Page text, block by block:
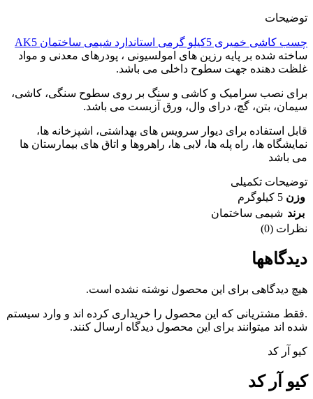
توضیحات
چسب کاشی خمیری 5کیلو گرمی استاندارد شیمی ساختمان AK5
ساخته شده بر پایه رزین های امولسیونی ، پودرهای معدنی و مواد
غلظت دهنده جهت سطوح داخلی می باشد.
برای نصب سرامیک و کاشی و سنگ بر روی سطوح سنگی، کاشی،
سیمان، بتن، گچ، درای وال، ورق آزبست می باشد.
قابل استفاده برای دیوار سرویس های بهداشتی، اشپزخانه ها،
نمایشگاه ها، راه پله ها، لابی ها، راهروها و اتاق های بیمارستان ها
می باشد
توضیحات تکمیلی
وزن 5 کیلوگرم
برند شیمی ساختمان
نظرات (0)
دیدگاهها
هیچ دیدگاهی برای این محصول نوشته نشده است.
.فقط مشتریانی که این محصول را خریداری کرده اند و وارد سیستم
شده اند میتوانند برای این محصول دیدگاه ارسال کنند.
کیو آر کد
کیو آر کد